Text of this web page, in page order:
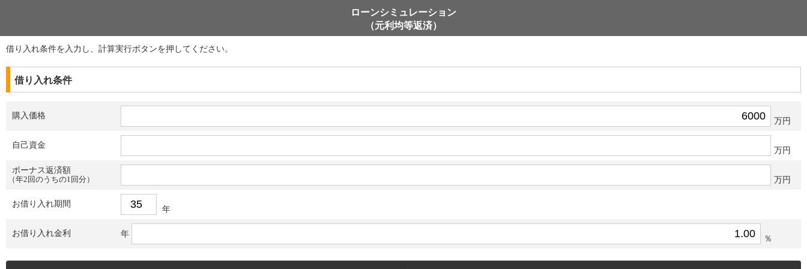
ローンシミュレーション
（元利均等返済）
借り入れ条件を入力し、計算実行ボタンを押してください。
借り入れ条件
購入価格
万円
自己資金
万円
ボーナス返済額
（年2回のうちの1回分）
万円
お借り入れ期間
年
お借り入れ金利 年
％